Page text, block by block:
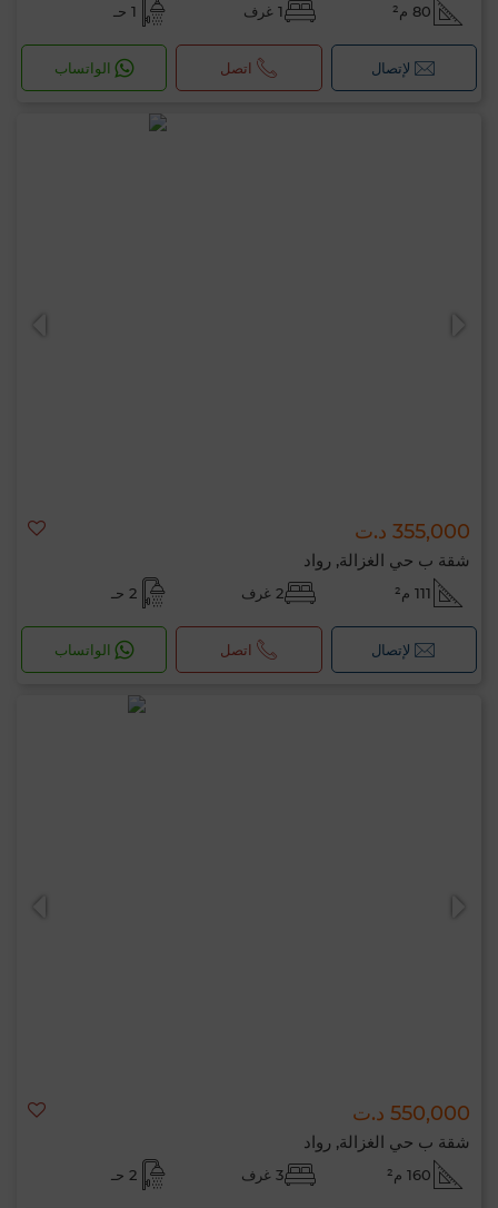
80 م² 1 غرف 1 حـ
لإتصال اتصل الواتساب
355,000 د.ت
شقة ب حي الغزالة, رواد
111 م² 2 غرف 2 حـ
لإتصال اتصل الواتساب
550,000 د.ت
شقة ب حي الغزالة, رواد
160 م² 3 غرف 2 حـ